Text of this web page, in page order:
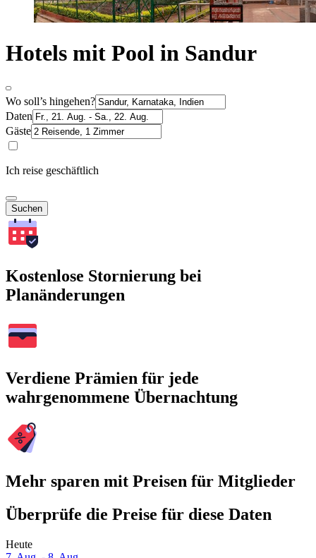
Hotels mit Pool in Sandur
Wo soll’s hingehen?
Daten
Gäste
Ich reise geschäftlich
Suchen
Kostenlose Stornierung bei
Planänderungen
Verdiene Prämien für jede
wahrgenommene Übernachtung
Mehr sparen mit Preisen für Mitglieder
Überprüfe die Preise für diese Daten
Heute